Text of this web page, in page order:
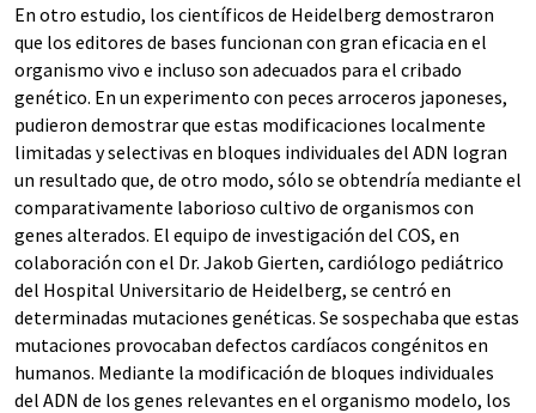
En otro estudio, los científicos de Heidelberg demostraron
que los editores de bases funcionan con gran eficacia en el
organismo vivo e incluso son adecuados para el cribado
genético. En un experimento con peces arroceros japoneses,
pudieron demostrar que estas modificaciones localmente
limitadas y selectivas en bloques individuales del ADN logran
un resultado que, de otro modo, sólo se obtendría mediante el
comparativamente laborioso cultivo de organismos con
genes alterados. El equipo de investigación del COS, en
colaboración con el Dr. Jakob Gierten, cardiólogo pediátrico
del Hospital Universitario de Heidelberg, se centró en
determinadas mutaciones genéticas. Se sospechaba que estas
mutaciones provocaban defectos cardíacos congénitos en
humanos. Mediante la modificación de bloques individuales
del ADN de los genes relevantes en el organismo modelo, los